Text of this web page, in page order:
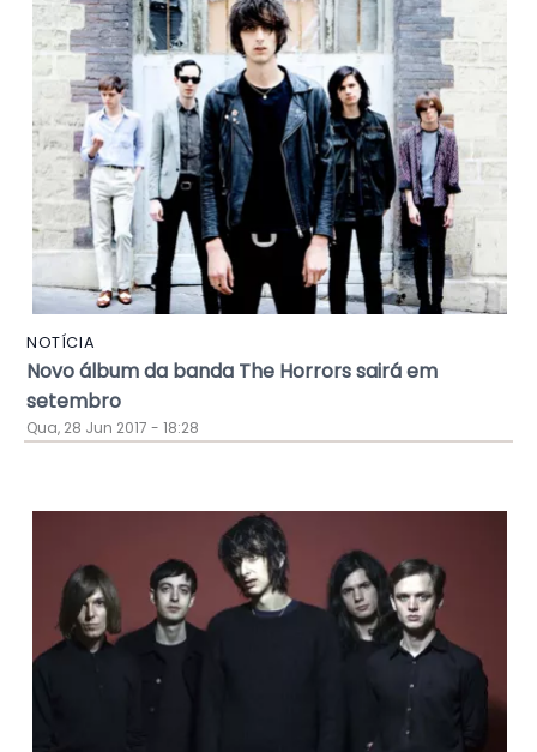
NOTÍCIA
Novo álbum da banda The Horrors sairá em
setembro
Qua, 28 Jun 2017 - 18:28